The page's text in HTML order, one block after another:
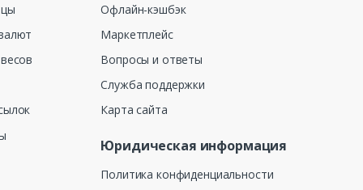
Офлайн-кэшбэк
Маркетплейс
Вопросы и ответы
Служба поддержки
Карта сайта
Юридическая информация
Политика конфиденциальности